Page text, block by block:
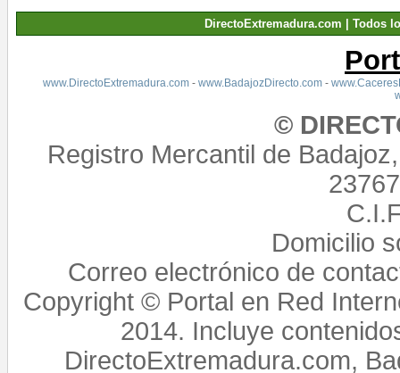
DirectoExtremadura.com | Todos
www.DirectoExtremadura.com- www.BadajozDirecto.com-
©
Registro Mercantil de
Domicilio
Correo electrónico de
Copyright © Portal en Red
2014. Incluye
DirectoExtremadura.com,